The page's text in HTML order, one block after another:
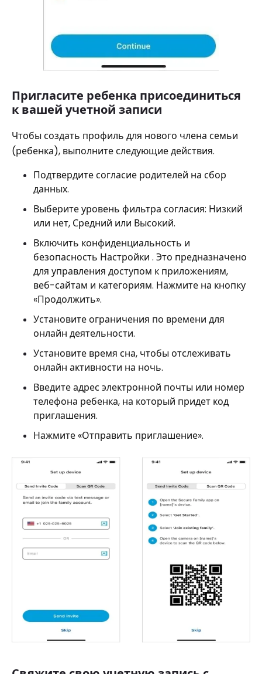
Пригласите ребенка присоединиться
к вашей учетной записи
Чтобы создать профиль для нового члена семьи
(ребенка), выполните следующие действия.
Подтвердите согласие родителей на сбор
данных.
Выберите уровень фильтра согласия: Низкий
или нет, Средний или Высокий.
Включить конфиденциальность и
безопасность Настройки . Это предназначено
для управления доступом к приложениям,
веб-сайтам и категориям. Нажмите на кнопку
«Продолжить».
Установите ограничения по времени для
онлайн деятельности.
Установите время сна, чтобы отслеживать
онлайн активности на ночь.
Введите адрес электронной почты или номер
телефона ребенка, на который придет код
приглашения.
Нажмите «Отправить приглашение».